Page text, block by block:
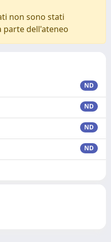
non sono stati
parte dell'ateneo
ND
ND
ND
ND